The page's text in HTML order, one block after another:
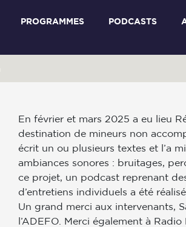
PROGRAMMES PODCASTS
En février et mars 2025 a eu lieu
destination de mineurs non
écrit un ou plusieurs textes et l’a
ambiances sonores : bruitages,
ce projet, un podcast reprenant
d’entretiens individuels a été réalisé.
Un grand merci aux intervenants,
l’ADEFO. Merci également à Radio